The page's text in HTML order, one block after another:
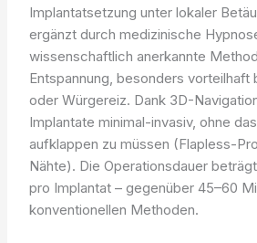
Implantatsetzung unter lokaler
ergänzt durch medizinische
wissenschaftlich anerkannte
Entspannung, besonders vorteilhaft
oder Würgereiz. Dank 3D-
Implantate minimal-invasiv, ohne
aufklappen zu müssen (Flapless-
Nähte). Die Operationsdauer
pro Implantat – gegenüber 45–60
konventionellen Methoden.